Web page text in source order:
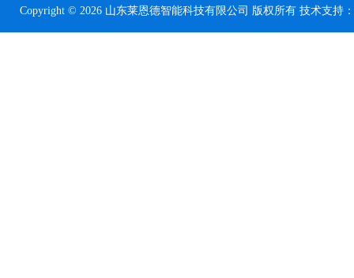
Copyright © 2026 山东莱恩德智能科技有限公司 版权所有 技术支持：